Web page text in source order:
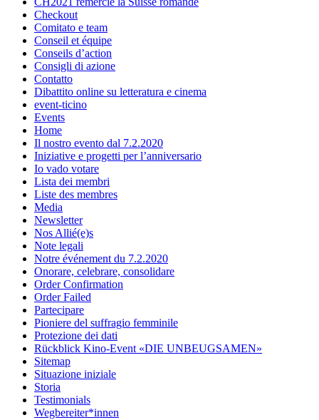
Checkout
Comitato e team
Conseil et équipe
Conseils d’action
Consigli di azione
Contatto
Dibattito online su letteratura e cinema
event-ticino
Events
Home
Il nostro evento dal 7.2.2020
Iniziative e progetti per l’anniversario
Io vado votare
Lista dei membri
Liste des membres
Media
Newsletter
Nos Allié(e)s
Note legali
Notre événement du 7.2.2020
Onorare, celebrare, consolidare
Order Confirmation
Order Failed
Partecipare
Pioniere del suffragio femminile
Protezione dei dati
Rückblick Kino-Event «DIE UNBEUGSAMEN»
Sitemap
Situazione iniziale
Storia
Testimonials
Wegbereiter*innen